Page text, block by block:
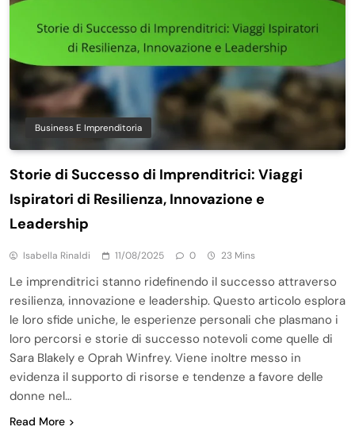
Business E Imprenditoria
Storie di Successo di Imprenditrici: Viaggi
Ispiratori di Resilienza, Innovazione e
Leadership
Isabella Rinaldi 11/08/2025 0 23 Mins
Le imprenditrici stanno ridefinendo il successo attraverso
resilienza, innovazione e leadership. Questo articolo esplora
le loro sfide uniche, le esperienze personali che plasmano i
loro percorsi e storie di successo notevoli come quelle di
Sara Blakely e Oprah Winfrey. Viene inoltre messo in
evidenza il supporto di risorse e tendenze a favore delle
donne nel…
Read More